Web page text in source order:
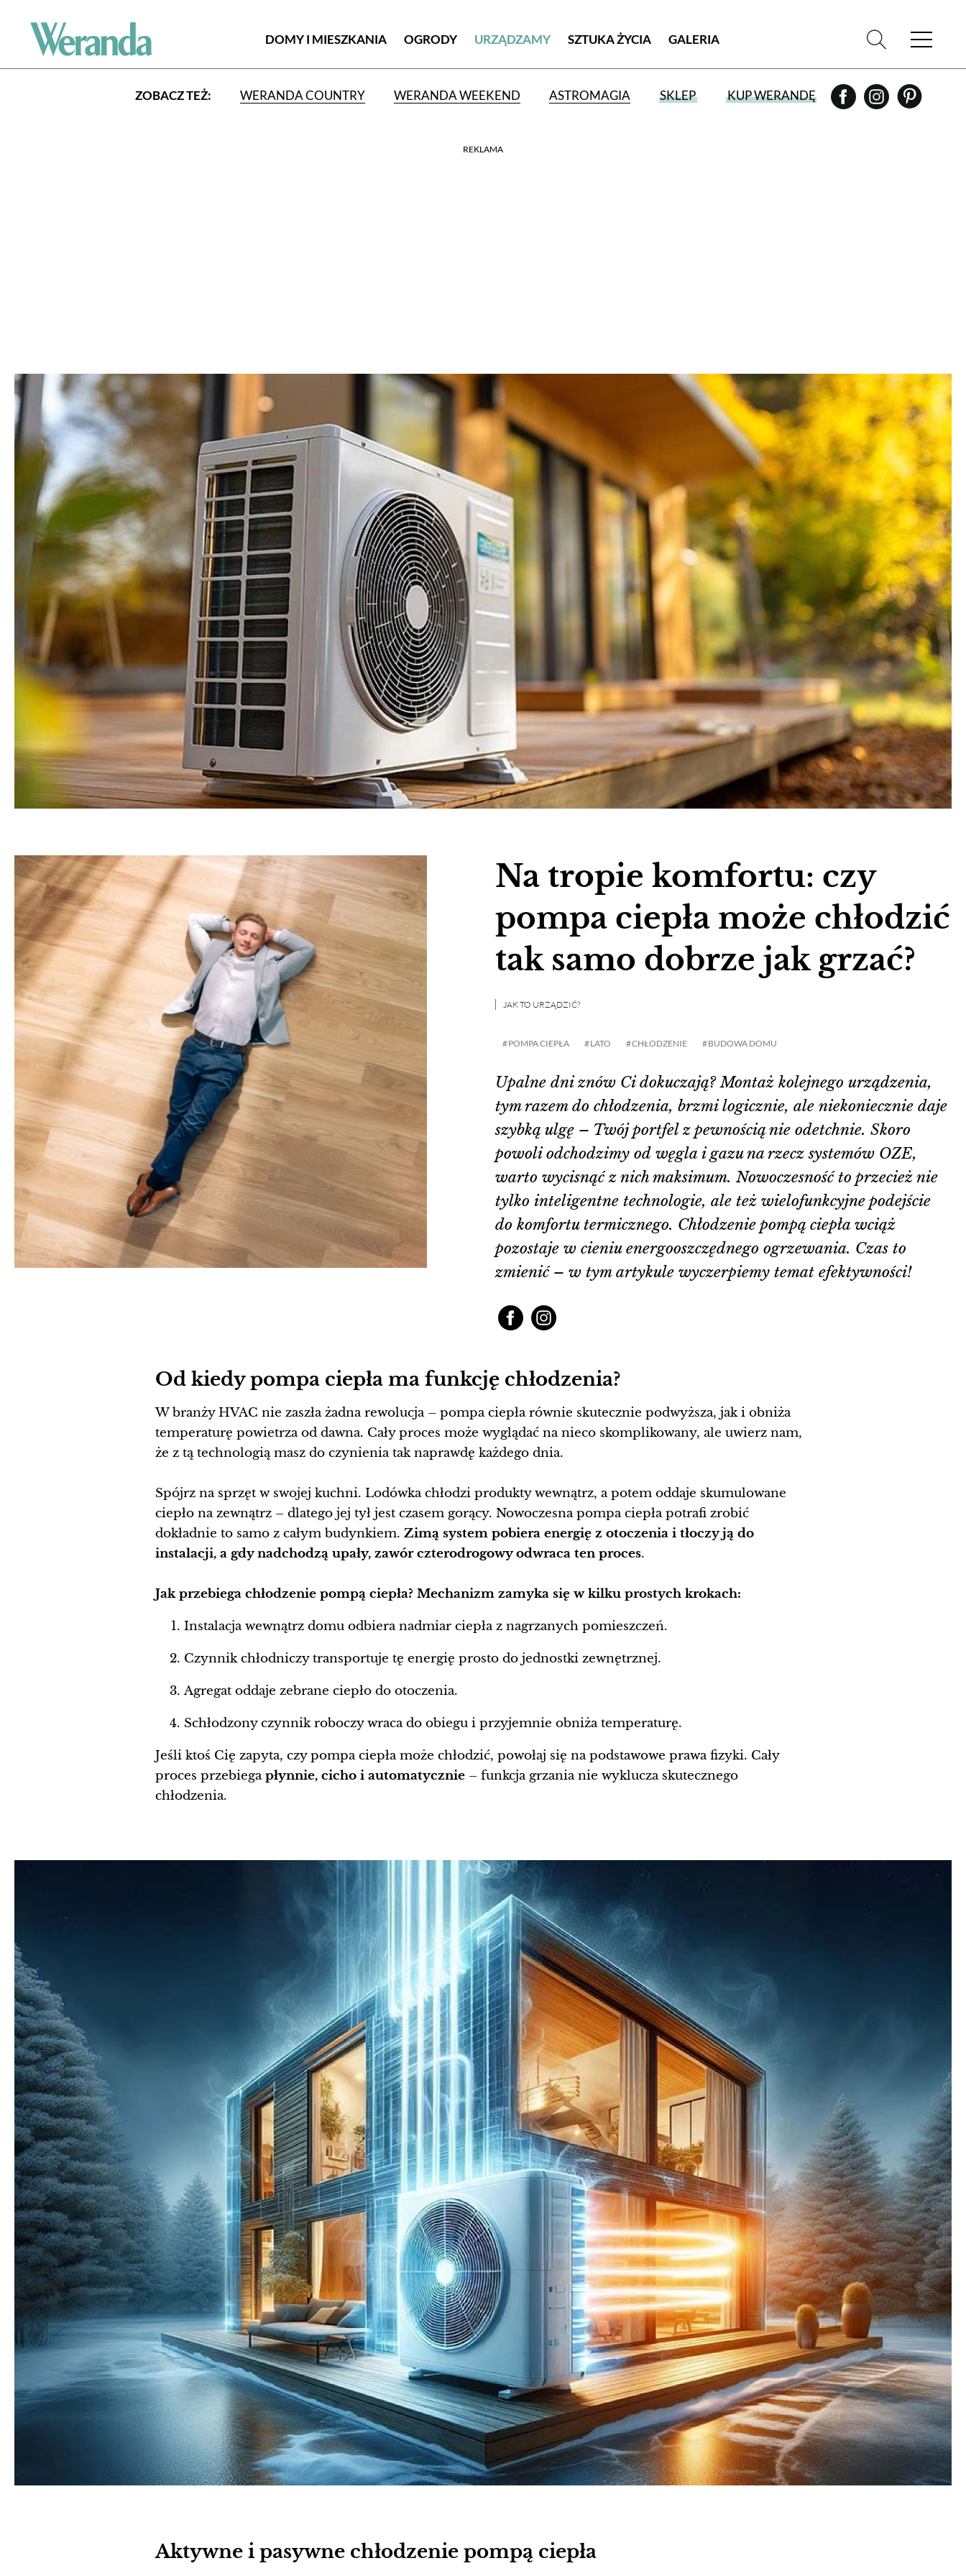
DOMY I MIESZKANIA OGRODY URZĄDZAMY SZTUKA ŻYCIA GALERIA
ZOBACZ TEŻ: WERANDA COUNTRY WERANDA WEEKEND ASTROMAGIA SKLEP KUP WERANDĘ
REKLAMA
Na tropie komfortu: czy
pompa ciepła może chłodzić
tak samo dobrze jak grzać?
JAK TO URZĄDZIĆ?
POMPA CIEPŁA LATO CHŁODZENIE BUDOWA DOMU
Upalne dni znów Ci dokuczają? Montaż kolejnego urządzenia,
tym razem do chłodzenia, brzmi logicznie, ale niekoniecznie daje
szybką ulgę – Twój portfel z pewnością nie odetchnie. Skoro
powoli odchodzimy od węgla i gazu na rzecz systemów OZE,
warto wycisnąć z nich maksimum. Nowoczesność to przecież nie
tylko inteligentne technologie, ale też wielofunkcyjne podejście
do komfortu termicznego. Chłodzenie pompą ciepła wciąż
pozostaje w cieniu energooszczędnego ogrzewania. Czas to
zmienić – w tym artykule wyczerpiemy temat efektywności!
Od kiedy pompa ciepła ma funkcję chłodzenia?
W branży HVAC nie zaszła żadna rewolucja – pompa ciepła równie skutecznie podwyższa, jak i obniża
temperaturę powietrza od dawna. Cały proces może wyglądać na nieco skomplikowany, ale uwierz nam,
że z tą technologią masz do czynienia tak naprawdę każdego dnia.
Spójrz na sprzęt w swojej kuchni. Lodówka chłodzi produkty wewnątrz, a potem oddaje skumulowane
ciepło na zewnątrz – dlatego jej tył jest czasem gorący. Nowoczesna pompa ciepła potrafi zrobić
dokładnie to samo z całym budynkiem. Zimą system pobiera energię z otoczenia i tłoczy ją do
instalacji, a gdy nadchodzą upały, zawór czterodrogowy odwraca ten proces.
Jak przebiega chłodzenie pompą ciepła? Mechanizm zamyka się w kilku prostych krokach:
Instalacja wewnątrz domu odbiera nadmiar ciepła z nagrzanych pomieszczeń.
Czynnik chłodniczy transportuje tę energię prosto do jednostki zewnętrznej.
Agregat oddaje zebrane ciepło do otoczenia.
Schłodzony czynnik roboczy wraca do obiegu i przyjemnie obniża temperaturę.
Jeśli ktoś Cię zapyta, czy pompa ciepła może chłodzić, powołaj się na podstawowe prawa fizyki. Cały
proces przebiegapłynnie, cicho i automatycznie– funkcja grzania nie wyklucza skutecznego
chłodzenia.
Aktywne i pasywne chłodzenie pompą ciepła